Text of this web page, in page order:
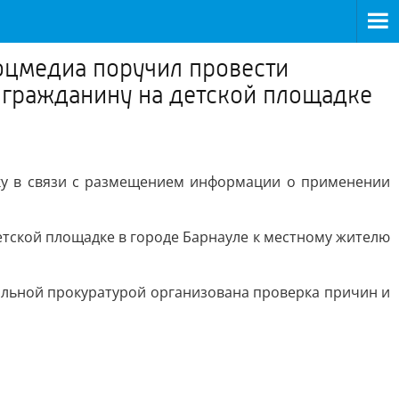
поручил провести
на детской площадке
в связи с размещением информации о применении
площадке в городе Барнауле к местному жителю
прокуратурой организована проверка причин и